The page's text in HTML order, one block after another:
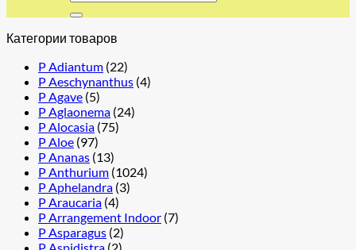
Категории товаров
P Adiantum (22)
P Aeschynanthus (4)
P Agave (5)
P Aglaonema (24)
P Alocasia (75)
P Aloe (97)
P Ananas (13)
P Anthurium (1024)
P Aphelandra (3)
P Araucaria (4)
P Arrangement Indoor (7)
P Asparagus (2)